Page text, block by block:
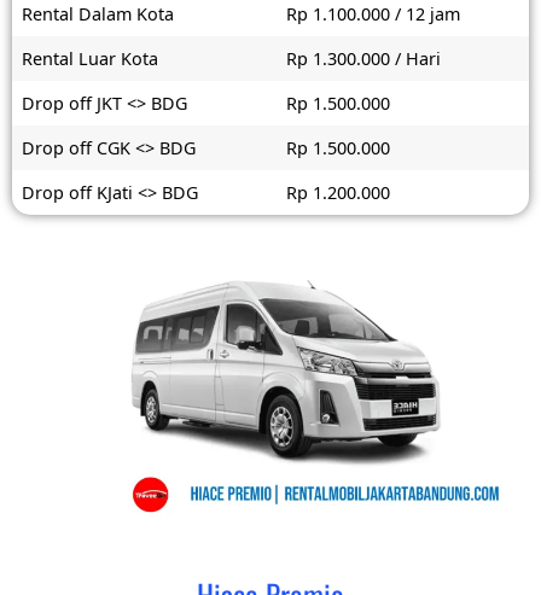
Rental Dalam Kota
Rp 1.100.000 / 12 jam
Rental Luar Kota
Rp 1.300.000 / Hari
Drop off JKT <> BDG
Rp 1.500.000
Drop off CGK <> BDG
Rp 1.500.000
Drop off KJati <> BDG
Rp 1.200.000